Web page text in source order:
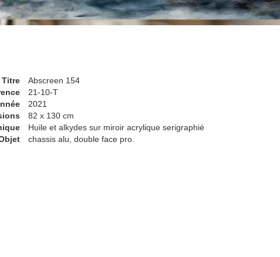
Titre
Abscreen 154
21-10-T
2021
82 x 130 cm
Huile et alkydes sur miroir acrylique serigraphié
chassis alu, double face pro.